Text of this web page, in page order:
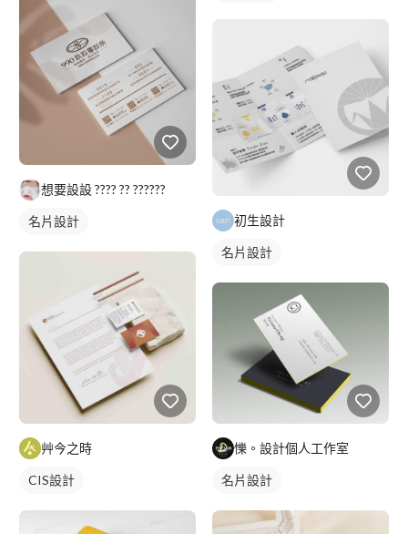
想要設設 ???? ?? ??????
名片設計
艸今之時
CIS設計
初生設計
名片設計
㦡。設計個人工作室
名片設計